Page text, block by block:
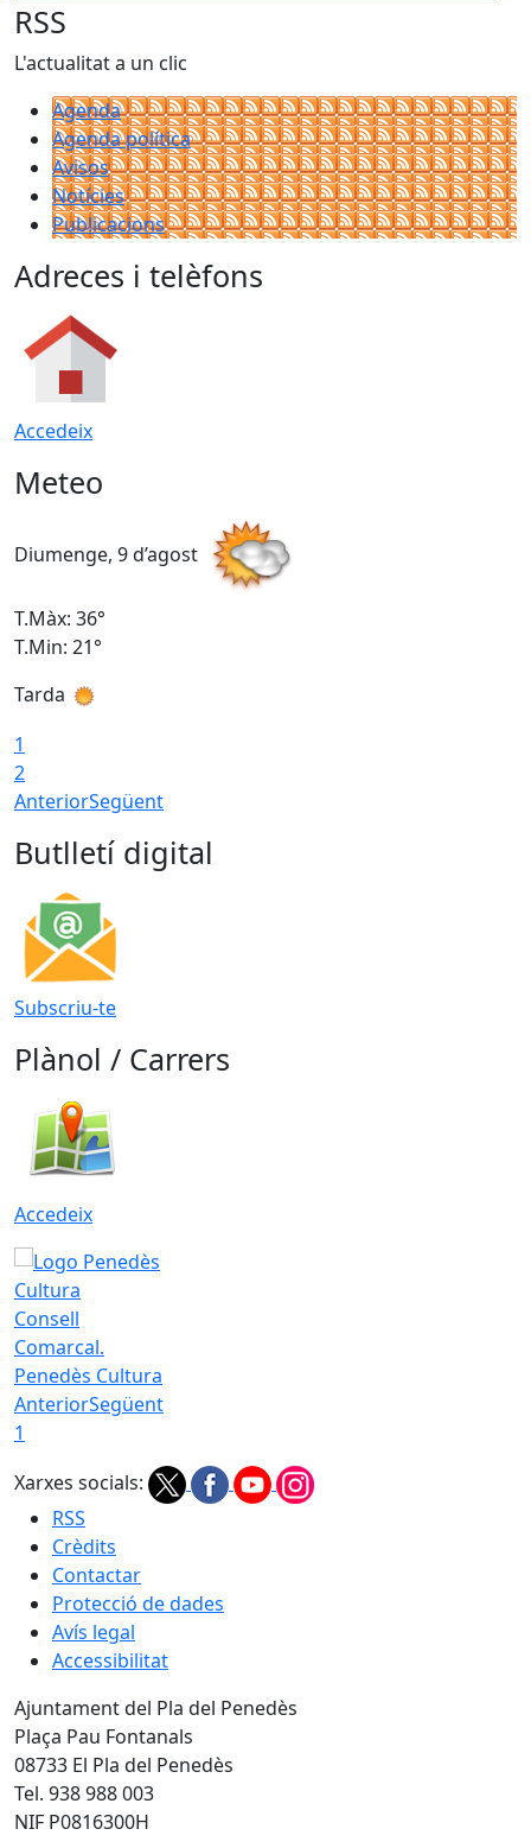
RSS
L'actualitat a un clic
Agenda
Agenda política
Avisos
Notícies
Publicacions
Adreces i telèfons
Accedeix
Meteo
Diumenge, 9 d’agost
T.Màx: 36°
T.Min: 21°
Tarda
1
2
AnteriorSegüent
Butlletí digital
Subscriu-te
Plànol / Carrers
Accedeix
Consell
Comarcal.
Penedès Cultura
AnteriorSegüent
1
Xarxes socials:
RSS
Crèdits
Contactar
Protecció de dades
Avís legal
Accessibilitat
Ajuntament del Pla del Penedès
Plaça Pau Fontanals
08733 El Pla del Penedès
Tel. 938 988 003
NIF P0816300H